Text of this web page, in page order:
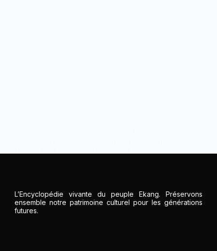
L’Encyclopédie vivante du peuple Ekang. Préservons
ensemble notre patrimoine culturel pour les générations
futures.